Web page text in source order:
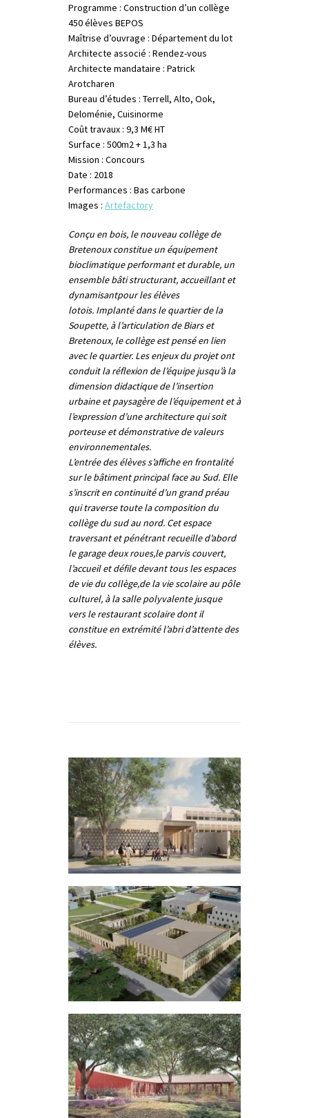
Programme : Construction d’un collège
450 élèves BEPOS
Maîtrise d’ouvrage : Département du lot
Architecte associé : Rendez-vous
Architecte mandataire : Patrick
Arotcharen
Bureau d’études : Terrell, Alto, Ook,
Deloménie, Cuisinorme
Coût travaux : 9,3 M€ HT
Surface : 500m2 + 1,3 ha
Mission : Concours
Date : 2018
Performances : Bas carbone
Images : Artefactory
Conçu en bois, le nouveau collège de
Bretenoux constitue un équipement
bioclimatique performant et durable, un
ensemble bâti structurant, accueillant et
dynamisantpour les élèves
lotois. Implanté dans le quartier de la
Soupette, à l’articulation de Biars et
Bretenoux, le collège est pensé en lien
avec le quartier. Les enjeux du projet ont
conduit la réflexion de l’équipe jusqu’à la
dimension didactique de l’insertion
urbaine et paysagère de l’équipement et à
l’expression d’une architecture qui soit
porteuse et démonstrative de valeurs
environnementales.
L’entrée des élèves s’affiche en frontalité
sur le bâtiment principal face au Sud. Elle
s’inscrit en continuité d’un grand préau
qui traverse toute la composition du
collège du sud au nord. Cet espace
traversant et pénétrant recueille d’abord
le garage deux roues,le parvis couvert,
l’accueil et défile devant tous les espaces
de vie du collège,de la vie scolaire au pôle
culturel, à la salle polyvalente jusque
vers le restaurant scolaire dont il
constitue en extrémité l’abri d’attente des
élèves.